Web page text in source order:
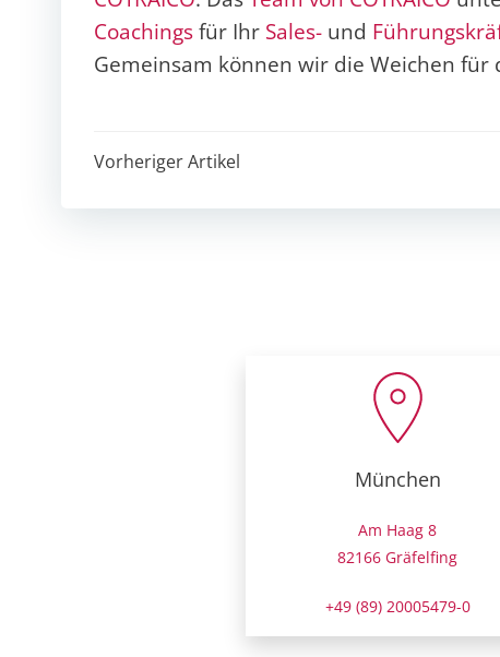
Coachingsfür Ihr Sales- und
Gemeinsam können wir die Weichen für
Post
navigation
Vorheriger Artikel
München
Am Haag 8
82166 Gräfelfing
+49 (89) 20005479-0